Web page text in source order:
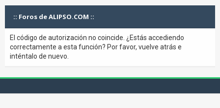
:: Foros de ALIPSO.COM ::
El código de autorización no coincide. ¿Estás accediendo
correctamente a esta función? Por favor, vuelve atrás e
inténtalo de nuevo.